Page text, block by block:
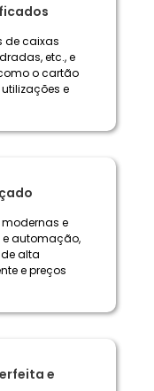
de caixas
etc., e
o cartão
e
e
automação,
alta
e preços
e